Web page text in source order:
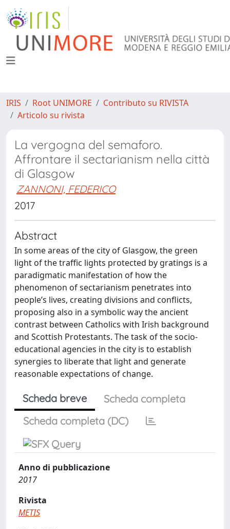
IRIS Root UNIMORE
Contributo su RIVISTA
Articolo su rivista
La vergogna del semaforo.
Affrontare il sectarianism nella città
di Glasgow
ZANNONI, FEDERICO
2017
Abstract
In some areas of the city of Glasgow, the green
light of the traffic lights protected by gratings is a
paradigmatic manifestation of how the
phenomenon of sectarianism penetrates into
people’s lives, creating divisions and conflicts,
proposing also in a symbolic way the ancient
contrast between Catholics with Irish background
and Scottish Protestants. The task of the socio-
educational agencies in the city is to establish
synergies to liberate that light and generate
reasonable expectations of change.
Scheda breve
Scheda completa
Scheda completa (DC)
Anno di pubblicazione
2017
Rivista
METIS